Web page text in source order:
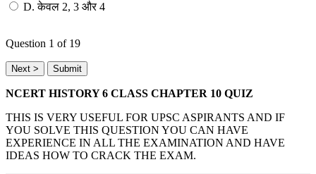
D. केवल 2, 3 और 4
Question 1 of 19
NCERT HISTORY 6 CLASS CHAPTER 10 QUIZ
THIS IS VERY USEFUL FOR UPSC ASPIRANTS AND IF
YOU SOLVE THIS QUESTION YOU CAN HAVE
EXPERIENCE IN ALL THE EXAMINATION AND HAVE
IDEAS HOW TO CRACK THE EXAM.